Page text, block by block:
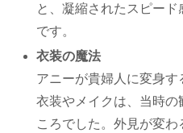
と、凝縮されたスピー
です。
衣装の魔法
アニーが貴婦人に変身
衣装やメイクは、当時
ころでした。外見が変